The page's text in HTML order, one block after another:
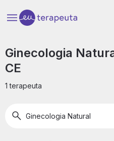
Ginecologia
CE
1 terapeuta
Ginecologia Natural